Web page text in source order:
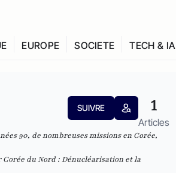
EUROPE SOCIETE TECH & IA
SUIVRE 1
Articles
90, de nombreuses missions en Corée,
Corée du Nord : Dénucléarisation et la